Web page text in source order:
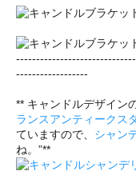
------------------
** キャンドルデザイン
ランスアンティークス
ていますので、 シャン
ね。”**